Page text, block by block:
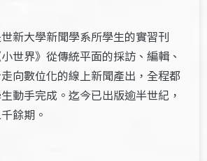
新大學新聞學系所學生的實習刊
世界》從傳統平面的採訪、編輯、
向數位化的線上新聞產出，全程都
動手完成。迄今已出版逾半世紀，
餘期。